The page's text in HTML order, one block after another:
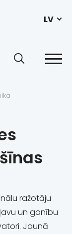
LV
ražotāju
un ganību
Jaunā